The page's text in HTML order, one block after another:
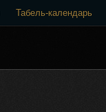
Табель-календарь